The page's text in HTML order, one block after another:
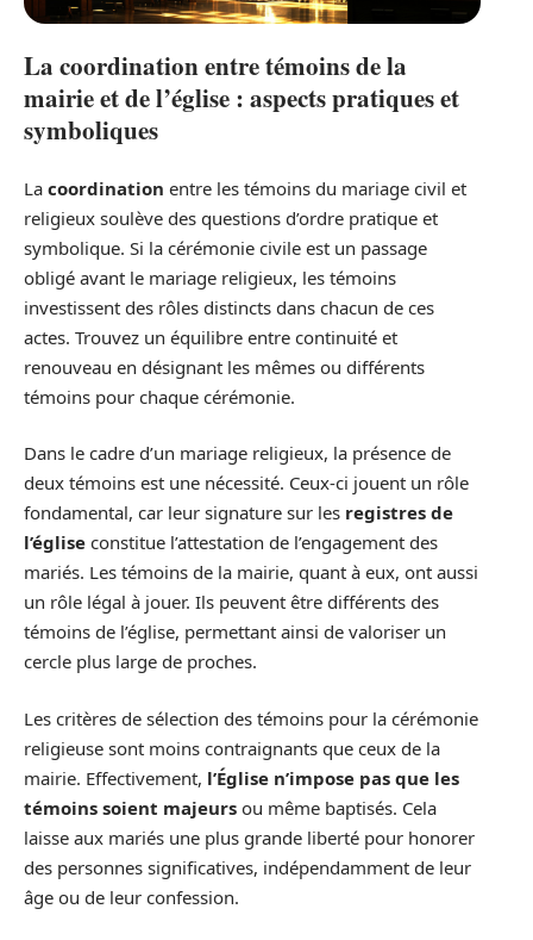
La coordination entre témoins de la
mairie et de l’église : aspects pratiques et
symboliques
La coordination entre les témoins du mariage civil et
religieux soulève des questions d’ordre pratique et
symbolique. Si la cérémonie civile est un passage
obligé avant le mariage religieux, les témoins
investissent des rôles distincts dans chacun de ces
actes. Trouvez un équilibre entre continuité et
renouveau en désignant les mêmes ou différents
témoins pour chaque cérémonie.
Dans le cadre d’un mariage religieux, la présence de
deux témoins est une nécessité. Ceux-ci jouent un rôle
fondamental, car leur signature sur les registres de
l’église constitue l’attestation de l’engagement des
mariés. Les témoins de la mairie, quant à eux, ont aussi
un rôle légal à jouer. Ils peuvent être différents des
témoins de l’église, permettant ainsi de valoriser un
cercle plus large de proches.
Les critères de sélection des témoins pour la cérémonie
religieuse sont moins contraignants que ceux de la
mairie. Effectivement, l’Église n’impose pas que les
témoins soient majeurs ou même baptisés. Cela
laisse aux mariés une plus grande liberté pour honorer
des personnes significatives, indépendamment de leur
âge ou de leur confession.